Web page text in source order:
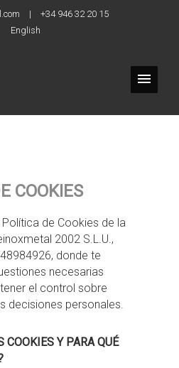
|
+34 946 32 20 15
English
COOKIES
de Cookies de la
2002 S.L.U.,
donde te
necesarias
el control sobre
decisiones personales.
COOKIES Y PARA QUÉ